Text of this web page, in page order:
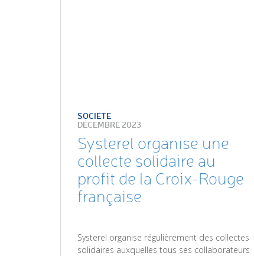
SOCIÉTÉ
DÉCEMBRE 2023
Systerel organise une
collecte solidaire au
profit de la Croix-Rouge
française
Systerel organise régulièrement des collectes
solidaires auxquelles tous ses collaborateurs